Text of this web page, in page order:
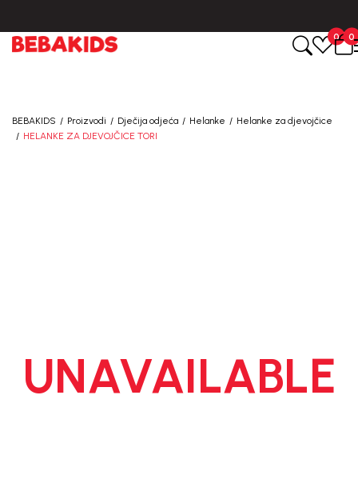
0
0
BEBAKIDS Proizvodi Dječija odjeća Helanke
Helanke za djevojčice
HELANKE ZA DJEVOJČICE TORI
UNAVAILABLE